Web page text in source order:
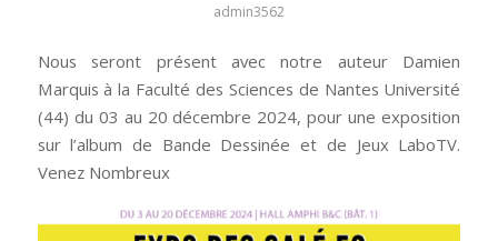
admin3562
Nous seront présent avec notre auteur Damien
Marquis à la Faculté des Sciences de Nantes Université
(44) du 03 au 20 décembre 2024, pour une exposition
sur l’album de Bande Dessinée et de Jeux LaboTV.
Venez Nombreux